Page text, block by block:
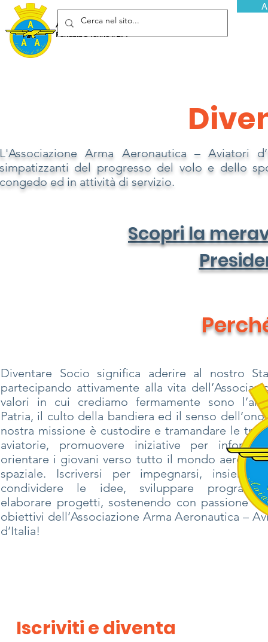
Associazione Arma Aeronautica - Aviatori d'Italia ETS
Fondata a Torino il 29 febbraio 1952
L'Associazione Arma Aeronautica –
simpatizzanti del progresso del volo e dello
congedo ed in attività di servizio.
Scopri la
Diventare Socio significa aderire al nostro
partecipando attivamente alla vita
valori in cui crediamo fermamente sono
Patria, il culto della bandiera ed il senso
nostra missione è custodire e tramandare le
aviatorie, promuovere iniziative per
orientare i giovani verso tutto il mondo
spaziale. Iscriversi per impegnarsi,
condividere le idee, sviluppare
elaborare progetti, sostenendo con passione
obiettivi dell’Associazione Arma Aeronautica –
d’Italia!
Iscriviti e diventa